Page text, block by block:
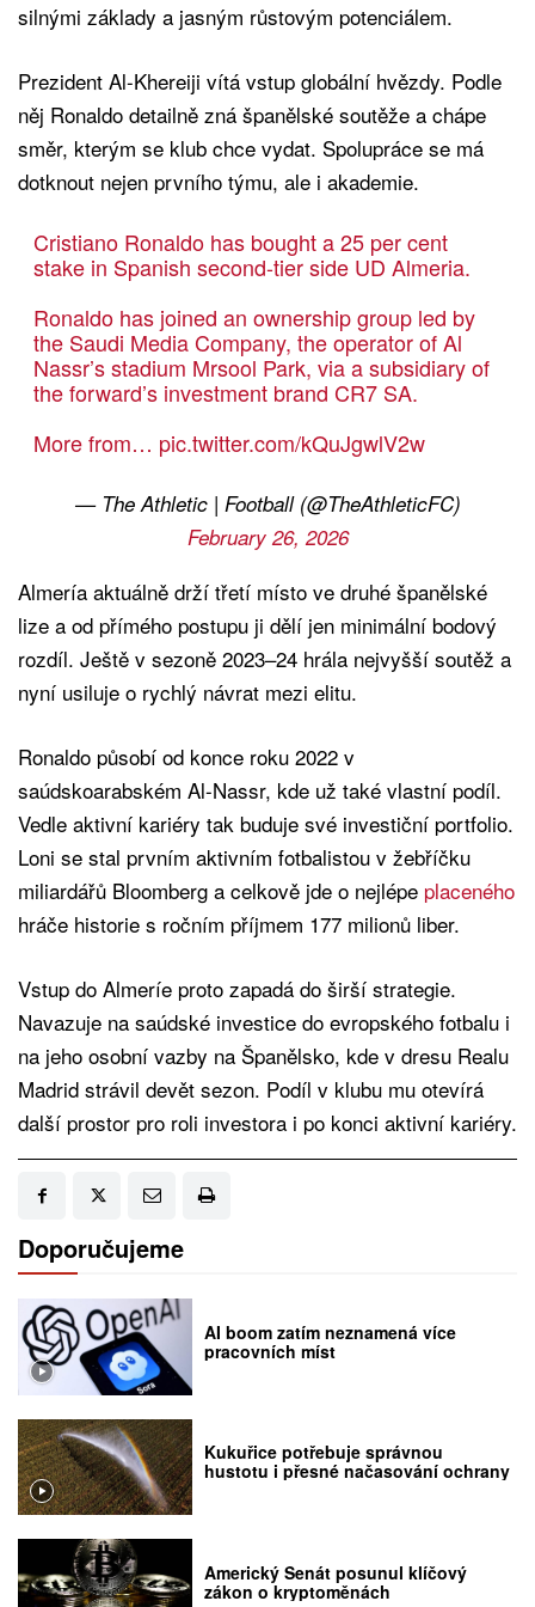
silnými základy a jasným růstovým potenciálem.
Prezident Al-Khereiji vítá vstup globální hvězdy. Podle
něj Ronaldo detailně zná španělské soutěže a chápe
směr, kterým se klub chce vydat. Spolupráce se má
dotknout nejen prvního týmu, ale i akademie.
Cristiano Ronaldo has bought a 25 per cent
stake in Spanish second-tier side UD Almeria.
Ronaldo has joined an ownership group led by
the Saudi Media Company, the operator of Al
Nassr’s stadium Mrsool Park, via a subsidiary of
the forward’s investment brand CR7 SA.
More from… pic.twitter.com/kQuJgwlV2w
— The Athletic | Football (@TheAthleticFC)
February 26, 2026
Almería aktuálně drží třetí místo ve druhé španělské
lize a od přímého postupu ji dělí jen minimální bodový
rozdíl. Ještě v sezoně 2023–24 hrála nejvyšší soutěž a
nyní usiluje o rychlý návrat mezi elitu.
Ronaldo působí od konce roku 2022 v
saúdskoarabském Al-Nassr, kde už také vlastní podíl.
Vedle aktivní kariéry tak buduje své investiční portfolio.
Loni se stal prvním aktivním fotbalistou v žebříčku
miliardářů Bloomberg a celkově jde o nejlépe placeného
hráče historie s ročním příjmem 177 milionů liber.
Vstup do Almeríe proto zapadá do širší strategie.
Navazuje na saúdské investice do evropského fotbalu i
na jeho osobní vazby na Španělsko, kde v dresu Realu
Madrid strávil devět sezon. Podíl v klubu mu otevírá
další prostor pro roli investora i po konci aktivní kariéry.
Doporučujeme
AI boom zatím neznamená více
pracovních míst
Kukuřice potřebuje správnou
hustotu i přesné načasování ochrany
Americký Senát posunul klíčový
zákon o kryptoměnách